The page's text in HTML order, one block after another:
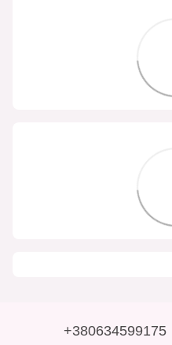
+380634599175